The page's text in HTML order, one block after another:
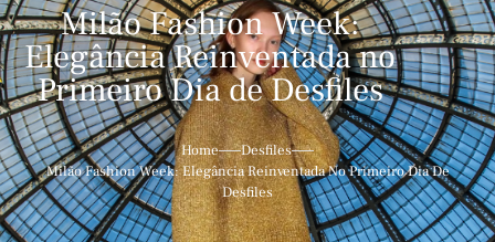
Milão Fashion Week:
Elegância Reinventada no
Primeiro Dia de Desfiles
Home
Desfiles
Milão Fashion Week: Elegância Reinventada No Primeiro Dia De
Desfiles